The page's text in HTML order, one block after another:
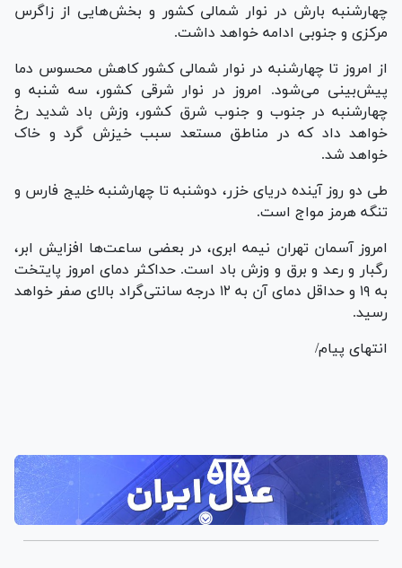
چهارشنبه بارش در نوار شمالی کشور و بخش‌هایی از زاگرس
مرکزی و جنوبی ادامه خواهد داشت.
از امروز تا چهارشنبه در نوار شمالی کشور کاهش محسوس دما
پیش‌بینی می‌شود. امروز در نوار شرقی کشور، سه شنبه و
چهارشنبه در جنوب و جنوب شرق کشور، وزش باد شدید رخ
خواهد داد که در مناطق مستعد سبب خیزش گرد و خاک
خواهد شد.
طی دو روز آینده دریای خزر، دوشنبه تا چهارشنبه خلیج فارس و
تنگه هرمز مواج است.
امروز آسمان تهران نیمه ابری، در بعضی ساعت‌ها افزایش ابر،
رگبار و رعد و برق و وزش باد است. حداکثر دمای امروز پایتخت
به ۱۹ و حداقل دمای آن به ۱۲ درجه سانتی‌گراد بالای صفر خواهد
رسید.
انتهای پیام/